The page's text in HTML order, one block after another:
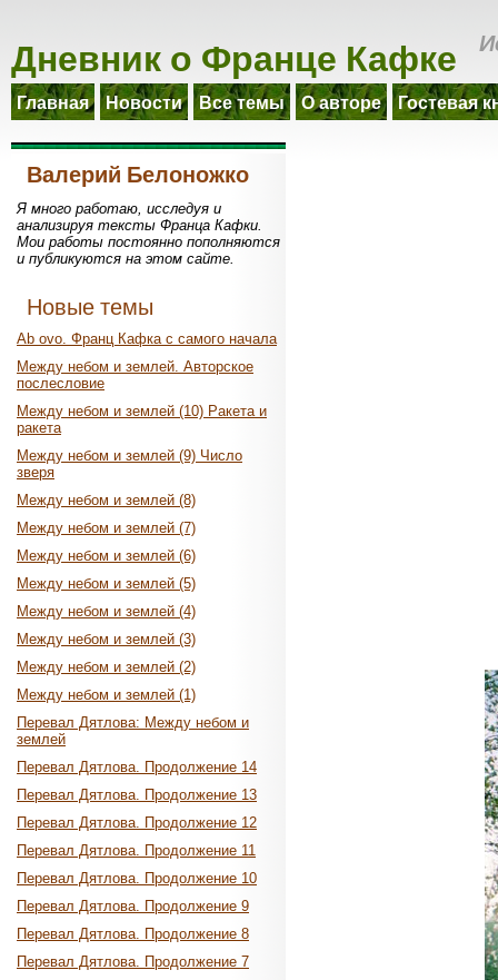
Дневник о Франце Кафке
Главная Новости Все темы О авторе Гостевая
Валерий Белоножко
Я много работаю, исследуя и
анализируя тексты Франца Кафки.
Мои работы постоянно пополняются
и публикуются на этом сайте.
Новые темы
Ab ovo. Франц Кафка с самого начала
Между небом и землей. Авторское
послесловие
Между небом и землей (10) Ракета и
ракета
Между небом и землей (9) Число
зверя
Между небом и землей (8)
Между небом и землей (7)
Между небом и землей (6)
Между небом и землей (5)
Между небом и землей (4)
Между небом и землей (3)
Между небом и землей (2)
Между небом и землей (1)
Перевал Дятлова: Между небом и
землей
Перевал Дятлова. Продолжение 14
Перевал Дятлова. Продолжение 13
Перевал Дятлова. Продолжение 12
Перевал Дятлова. Продолжение 11
Перевал Дятлова. Продолжение 10
Перевал Дятлова. Продолжение 9
Перевал Дятлова. Продолжение 8
Перевал Дятлова. Продолжение 7